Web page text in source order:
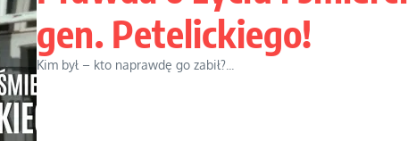
gen. Petelickiego!
Kim był – kto naprawdę go zabił?...